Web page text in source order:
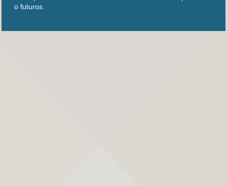
o futuros.